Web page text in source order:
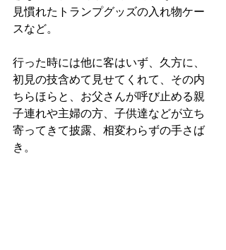
見慣れたトランプグッズの入れ物ケー
スなど。
行った時には他に客はいず、久方に、
初見の技含めて見せてくれて、その内
ちらほらと、お父さんが呼び止める親
子連れや主婦の方、子供達などが立ち
寄ってきて披露、相変わらずの手さば
き。